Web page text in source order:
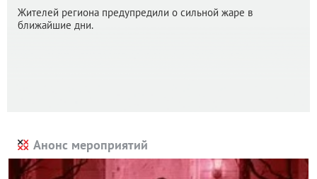
Жителей региона предупредили о сильной жаре в
ближайшие дни.
Анонс мероприятий